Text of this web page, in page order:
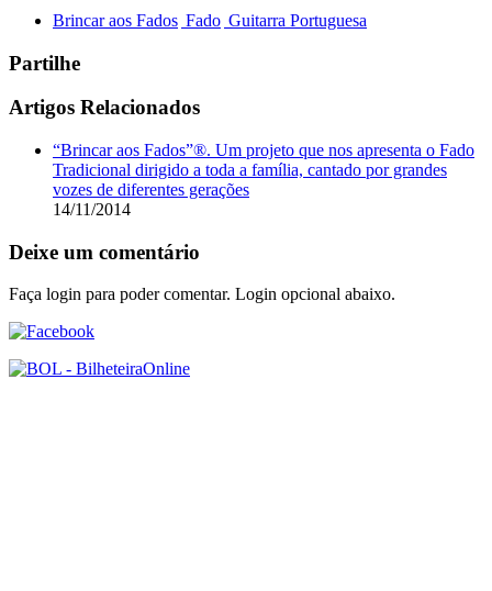
Brincar aos Fados Fado Guitarra Portuguesa
Partilhe
Artigos Relacionados
“Brincar aos Fados”®. Um projeto que nos apresenta o Fado
Tradicional dirigido a toda a família, cantado por grandes
vozes de diferentes gerações
14/11/2014
Deixe um comentário
Faça login para poder comentar. Login opcional abaixo.